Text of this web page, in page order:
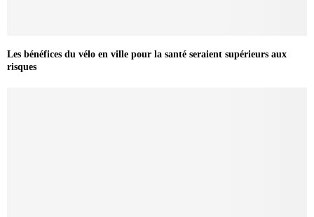
Les bénéfices du vélo en ville pour la santé seraient supérieurs aux
risques